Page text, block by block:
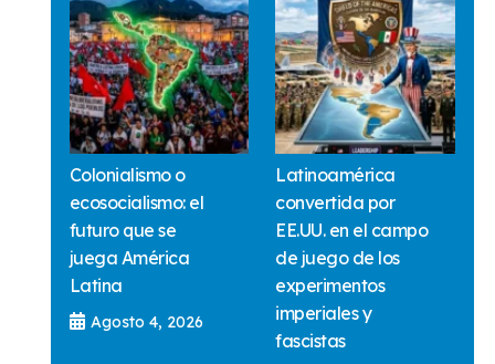
Colonialismo o
ecosocialismo: el
futuro que se
juega América
Latina
Agosto 4, 2026
Latinoamérica
convertida por
EE.UU. en el campo
de juego de los
experimentos
imperiales y
fascistas